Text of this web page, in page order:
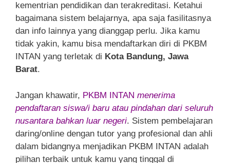
kementrian pendidikan dan terakreditasi. Ketahui
bagaimana sistem belajarnya, apa saja fasilitasnya
dan info lainnya yang dianggap perlu. Jika kamu
tidak yakin, kamu bisa mendaftarkan diri di PKBM
INTAN yang terletak di Kota Bandung, Jawa
Barat.
Jangan khawatir, PKBM INTAN menerima
pendaftaran siswa/i baru atau pindahan dari seluruh
nusantara bahkan luar negeri. Sistem pembelajaran
daring/online dengan tutor yang profesional dan ahli
dalam bidangnya menjadikan PKBM INTAN adalah
pilihan terbaik untuk kamu yang tinggal di